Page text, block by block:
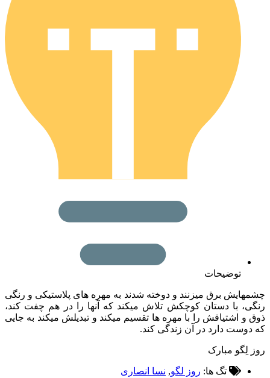
توضیحات
برق میزنند و دوخته شدند به مهره های پلاستیکی و رنگی
با دستان کوچکش تلاش میکند که آنها را در هم چفت کند،
اشتیاقش را با مهره ها تقسیم میکند و تبدیلش میکند به جایی
دارد در آن زندگی کند.
لِگو مبارک
تگ ها: روز لگو, نسا انصاری